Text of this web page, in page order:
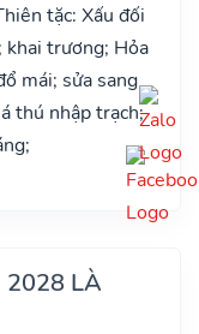
tặc: Xấu đối
khai trương; Hỏa
mái; sửa sang
thú nhập trạch;
2028 LÀ